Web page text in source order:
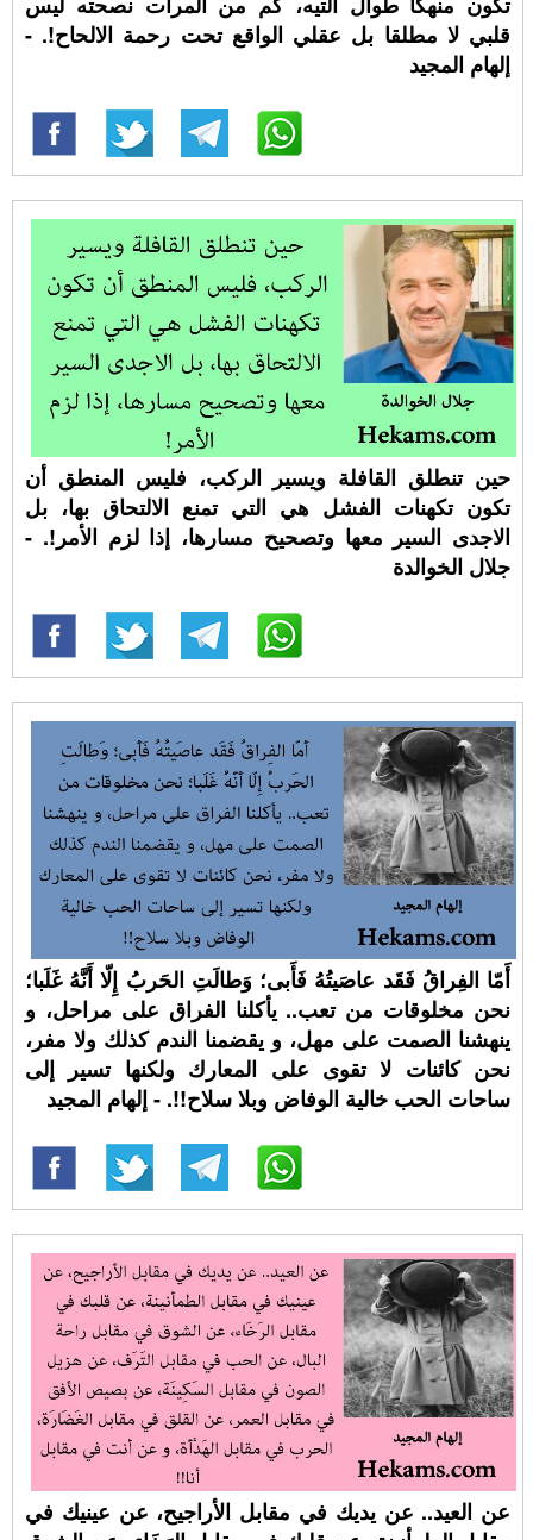
قلبي لا مطلقا بل عقلي الواقع تحت رحمة الالحاح!. -
إلهام المجيد
حين تنطلق القافلة ويسير الركب، فليس المنطق أن
تكون تكهنات الفشل هي التي تمنع الالتحاق بها، بل
الاجدى السير معها وتصحيح مسارها، إذا لزم الأمر!. -
جلال الخوالدة
أَمّا الفِراقُ فَقَد عاصَيتُهُ فَأَبى؛ وَطالَتِ الحَربُ إِلّا أَنَّهُ غَلَبا؛
نحن مخلوقات من تعب.. يأكلنا الفراق على مراحل، و
ينهشنا الصمت على مهل، و يقضمنا الندم كذلك ولا مفر،
نحن كائنات لا تقوى على المعارك ولكنها تسير إلى
ساحات الحب خالية الوفاض وبلا سلاح!!. - إلهام المجيد
عن العيد.. عن يديك في مقابل الأراجيح، عن عينيك في